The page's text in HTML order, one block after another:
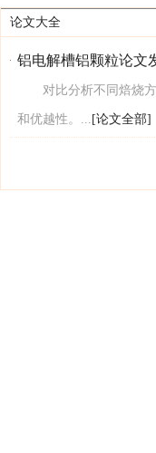
论文大全
铝电解槽铝颗粒论文
对比分析不同焙烧方
和优越性。... [论文全部]